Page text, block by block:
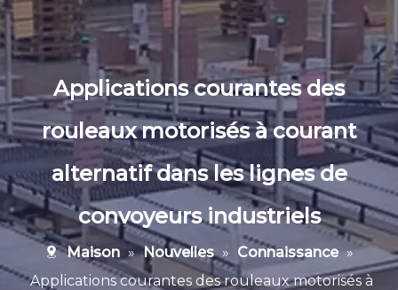
Applications courantes des
rouleaux motorisés à courant
alternatif dans les lignes de
convoyeurs industriels
Maison » Nouvelles » Connaissance »
Applications courantes des rouleaux motorisés à